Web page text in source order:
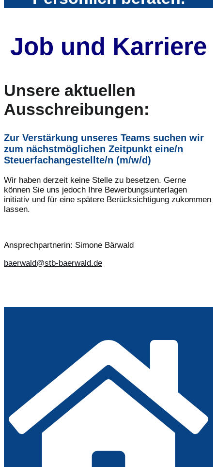
Job und Karriere
Unsere aktuellen
Ausschreibungen:
Zur Verstärkung unseres Teams suchen wir
zum nächstmöglichen Zeitpunkt eine/n
Steuerfachangestellte/n (m/w/d)
Wir haben derzeit keine Stelle zu besetzen. Gerne
können Sie uns jedoch Ihre Bewerbungsunterlagen
initiativ und für eine spätere Berücksichtigung zukommen
lassen.
Ansprechpartnerin: Simone Bärwald
baerwald@stb-baerwald.de